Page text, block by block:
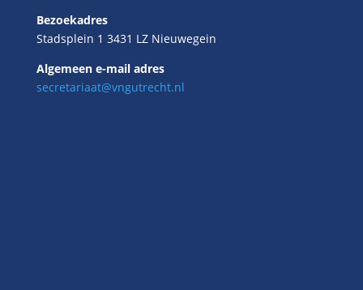
Bezoekadres
Stadsplein 1 3431 LZ Nieuwegein
Algemeen e-mail adres
secretariaat@vngutrecht.nl